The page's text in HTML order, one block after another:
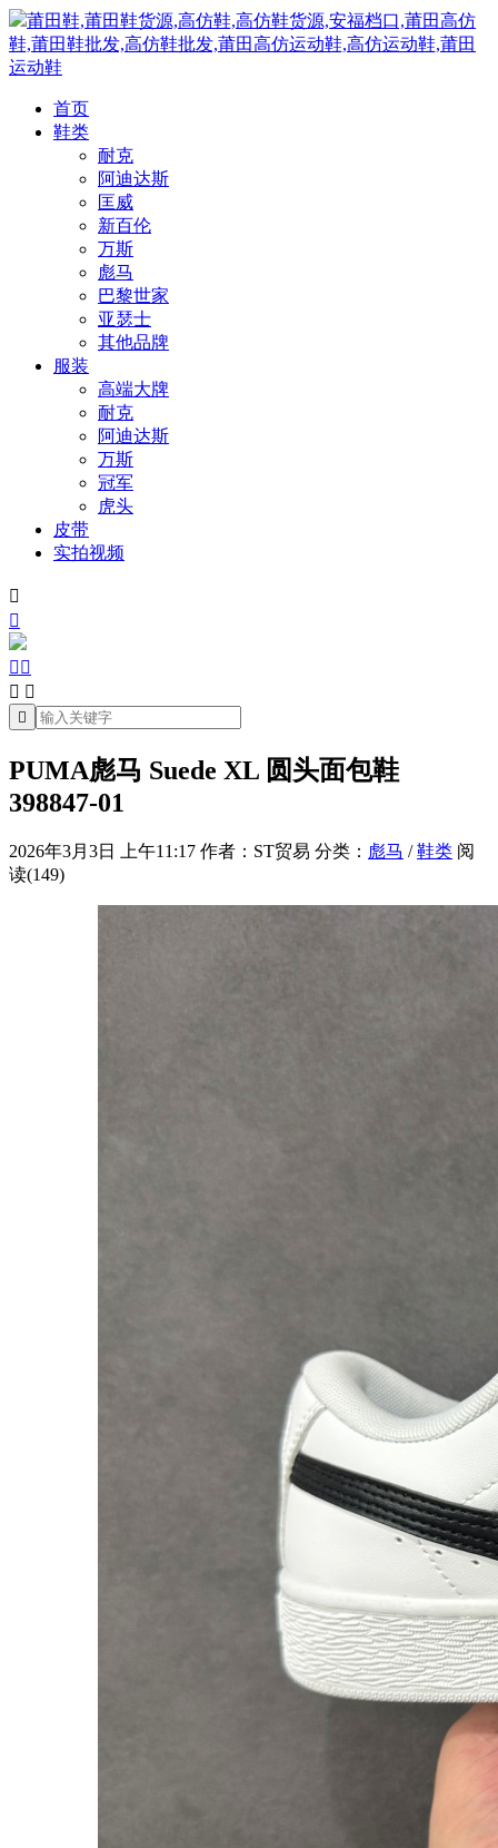
莆田鞋,莆田鞋货源,高仿鞋,高仿鞋货源,安福档口,莆田高仿
鞋,莆田鞋批发,高仿鞋批发,莆田高仿运动鞋,高仿运动鞋,莆田
运动鞋
首页
鞋类
耐克
阿迪达斯
匡威
新百伦
万斯
彪马
巴黎世家
亚瑟士
其他品牌
服装
高端大牌
耐克
阿迪达斯
万斯
冠军
虎头
皮带
实拍视频


 
 

PUMA彪马 Suede XL 圆头面包鞋
398847-01
2026年3月3日 上午11:17 作者：ST贸易 分类： 彪马 /鞋类 阅
读(149)